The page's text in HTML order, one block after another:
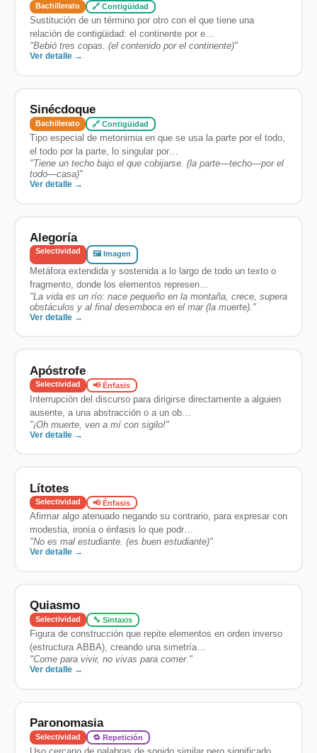
Bachillerato 🔗 Contigüidad
Sustitución de un término por otro con el que tiene una
relación de contigüidad: el continente por e…
"Bebió tres copas. (el contenido por el continente)"
Ver detalle →
Sinécdoque
Bachillerato 🔗 Contigüidad
Tipo especial de metonimia en que se usa la parte por el todo,
el todo por la parte, lo singular por…
"Tiene un techo bajo el que cobijarse. (la parte—techo—por el
todo—casa)"
Ver detalle →
Alegoría
Selectividad 🖼️ Imagen
Metáfora extendida y sostenida a lo largo de todo un texto o
fragmento, donde los elementos represen…
"La vida es un río: nace pequeño en la montaña, crece, supera
obstáculos y al final desemboca en el mar (la muerte). "
Ver detalle →
Apóstrofe
Selectividad 📢 Énfasis
Interrupción del discurso para dirigirse directamente a alguien
ausente, a una abstracción o a un ob…
"¡Oh muerte, ven a mí con sigilo!"
Ver detalle →
Lítotes
Selectividad 📢 Énfasis
Afirmar algo atenuado negando su contrario, para expresar con
modestia, ironía o énfasis lo que podr…
"No es mal estudiante. (es buen estudiante)"
Ver detalle →
Quiasmo
Selectividad 🔧 Sintaxis
Figura de construcción que repite elementos en orden inverso
(estructura ABBA), creando una simetría…
"Come para vivir, no vivas para comer. "
Ver detalle →
Paronomasia
Selectividad 🔁 Repetición